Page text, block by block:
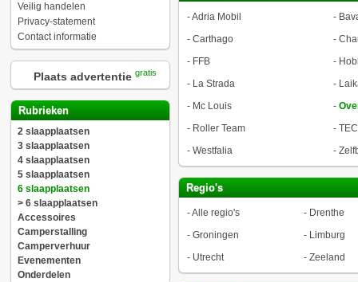
Veilig handelen
Privacy-statement
Contact informatie
Plaats advertentie gratis
Rubrieken
2 slaapplaatsen
3 slaapplaatsen
4 slaapplaatsen
5 slaapplaatsen
6 slaapplaatsen
> 6 slaapplaatsen
Accessoires
Camperstalling
Camperverhuur
Evenementen
Onderdelen
-Adria Mobil -
- Carthago -
- FFB -
- La Strada -
- Mc Louis -
- Roller Team - TEC
- Westfalia -
Regio's
-Alle regio's - Drenthe
- Groningen - Limburg
- Utrecht - Zeeland